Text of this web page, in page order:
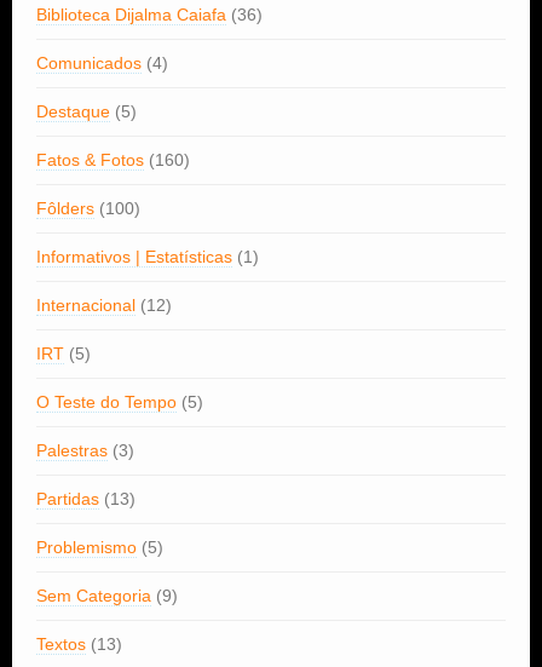
Biblioteca Dijalma Caiafa (36)
Comunicados (4)
Destaque (5)
Fatos & Fotos (160)
Fôlders (100)
Informativos | Estatísticas (1)
Internacional (12)
IRT (5)
O Teste do Tempo (5)
Palestras (3)
Partidas (13)
Problemismo (5)
Sem Categoria (9)
Textos (13)